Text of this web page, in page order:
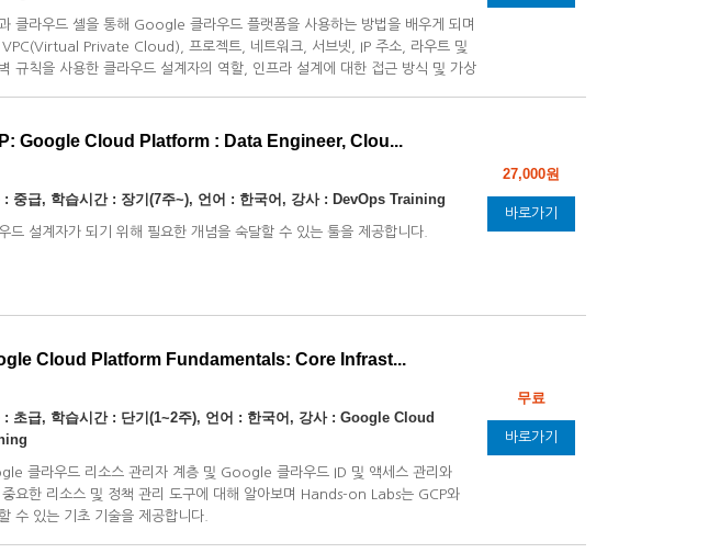
클라우드 셸을 통해 Google 클라우드 플랫폼을 사용하는 방법을 배우게 되며
VPC(Virtual Private Cloud), 프로젝트, 네트워크, 서브넷, IP 주소, 라우트 및
규칙을 사용한 클라우드 설계자의 역할, 인프라 설계에 대한 접근 방식 및 가상
Google Cloud Platform : Data Engineer, Clou...
: 중급, 학습시간 : 장기(7주~), 언어 : 한국어, 강사 : DevOps Training
드 설계자가 되기 위해 필요한 개념을 숙달할 수 있는 툴을 제공합니다.
27,000원
바로가기
Cloud Platform Fundamentals: Core Infrast...
: 초급, 학습시간 : 단기(1~2주), 언어 : 한국어, 강사 : Google Cloud
클라우드 리소스 관리자 계층 및 Google 클라우드 ID 및 액세스 관리와
중요한 리소스 및 정책 관리 도구에 대해 알아보며 Hands-on Labs는 GCP와
수 있는 기초 기술을 제공합니다.
무료
바로가기